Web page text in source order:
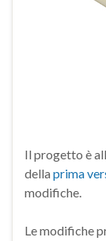
Il progetto è
della prima
modifiche.
Le modifiche